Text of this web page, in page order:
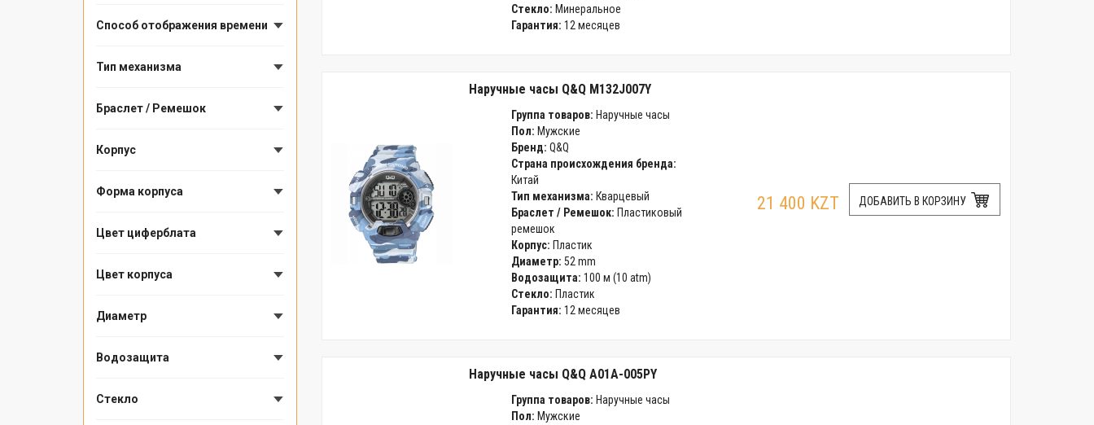
Способ отображения времени
Тип механизма
Браслет / Ремешок
Корпус
Форма корпуса
Цвет циферблата
Цвет корпуса
Диаметр
Водозащита
Стекло
Стекло: Минеральное
Гарантия: 12 месяцев
Наручные часы Q&Q M132J007Y
Группа товаров: Наручные часы
Пол: Мужские
Бренд: Q&Q
Страна происхождения бренда:
Китай
Тип механизма: Кварцевый
Браслет / Ремешок: Пластиковый
ремешок
Корпус: Пластик
Диаметр: 52 mm
Водозащита: 100 м (10 atm)
Стекло: Пластик
Гарантия: 12 месяцев
21 400 KZT ДОБАВИТЬ В КОРЗИНУ
Наручные часы Q&Q A01A-005PY
Группа товаров: Наручные часы
Пол: Мужские